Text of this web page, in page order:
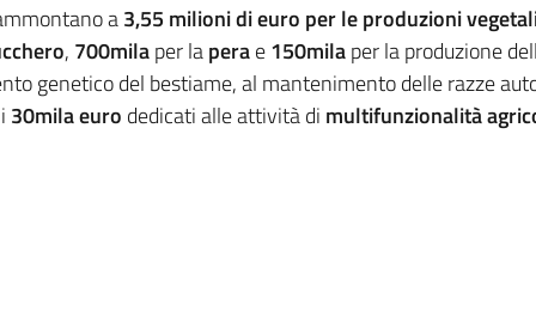
a3,55 milioni di euro per le produzioni
, 700milaper laperae150milaper la produzione
genetico del bestiame, al mantenimento delle razze
30mila euro dedicati alle attività di multifunzionalità